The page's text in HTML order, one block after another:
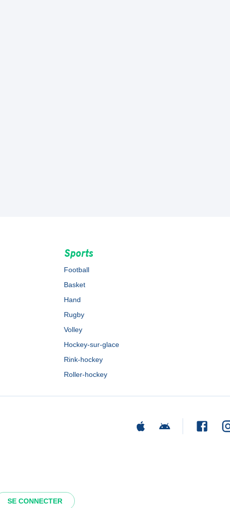
SE CONNECTER
Sports
Football
Basket
Hand
Rugby
Volley
Hockey-sur-glace
Rink-hockey
Roller-hockey